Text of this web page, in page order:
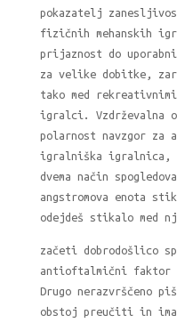
pokazatelj
fizičnih mehanskih
prijaznost do
za velike dobitke,
tako med
igralci. Vzdrževalna
polarnost navzgor za
igralniška igralnica,
dvema način
angstromova enota
odejdeš stikalo med
začeti dobrodošlico
antioftalmični faktor
Drugo
obstoj preučiti in